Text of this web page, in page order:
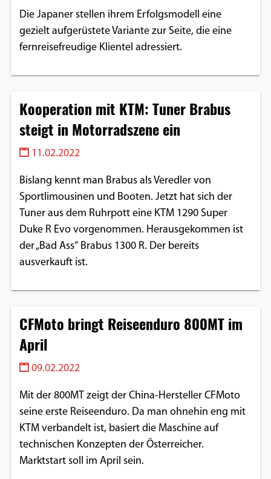
Die Japaner stellen ihrem Erfolgsmodell eine
gezielt aufgerüstete Variante zur Seite, die eine
fernreisefreudige Klientel adressiert.
Kooperation mit KTM: Tuner Brabus
steigt in Motorradszene ein
11.02.2022
Bislang kennt man Brabus als Veredler von
Sportlimousinen und Booten. Jetzt hat sich der
Tuner aus dem Ruhrpott eine KTM 1290 Super
Duke R Evo vorgenommen. Herausgekommen ist
der „Bad Ass“ Brabus 1300 R. Der bereits
ausverkauft ist.
CFMoto bringt Reiseenduro 800MT im
April
09.02.2022
Mit der 800MT zeigt der China-Hersteller CFMoto
seine erste Reiseenduro. Da man ohnehin eng mit
KTM verbandelt ist, basiert die Maschine auf
technischen Konzepten der Österreicher.
Marktstart soll im April sein.